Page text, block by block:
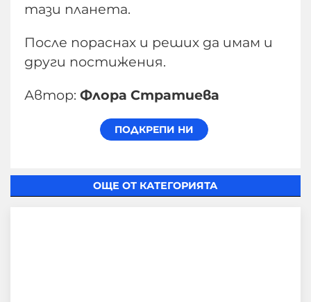
тази планета.
После пораснах и реших да имам и
други постижения.
Автор: Флора Стратиева
ОЩЕ ОТ КАТЕГОРИЯТА